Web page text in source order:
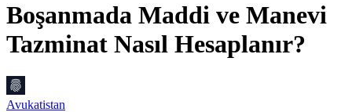
Boşanmada Maddi ve Manevi
Tazminat Nasıl Hesaplanır?
Avukatistan